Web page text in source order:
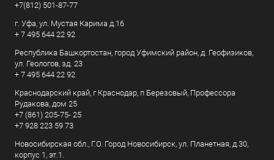
+7(812) 501-87-77
г. Уфа, ул. Мустая Карима д.16
+ 7 495 644 22 92
Республика Башкортостан, город Уфимский район, д. Геофизиков,
ул. Геологов, зд. 23
+ 7 495 644 22 92
Краснодарский край, г Краснодар, п Березовый, Профессора
Рудакова, дом 25
+7 (861) 205-75- 25
+7 928 223 59 73
Новосибирская обл., Г.О. Город Новосибирск, ул. Планетная, д.30,
корпус 1, эт.1.